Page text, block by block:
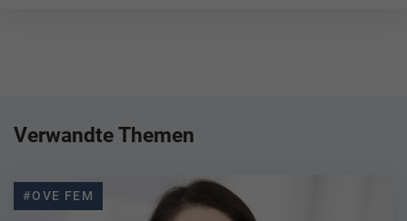
Verwandte Themen
#OVE FEM